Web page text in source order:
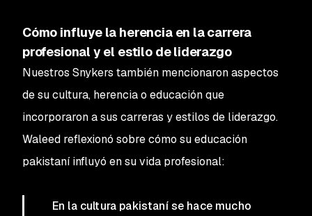
Cómo influye la herencia en la carrera
profesional y el estilo de liderazgo
Nuestros Snykers también mencionaron aspectos
de su cultura, herencia o educación que
incorporaron a sus carreras y estilos de liderazgo.
Waleed reflexionó sobre cómo su educación
pakistaní influyó en su vida profesional:
En la cultura pakistaní se hace mucho